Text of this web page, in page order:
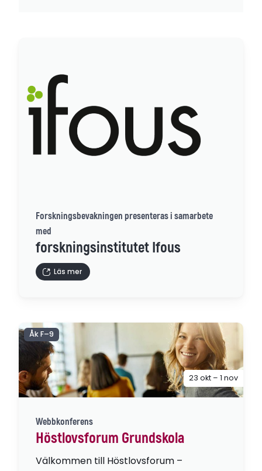
Forskningsbevakningen presenteras i samarbete
med
forskningsinstitutet Ifous
Läs mer
Webbkonferens
Höstlovsforum Grundskola
Välkommen till Höstlovsforum –
Åk F–9
23 okt – 1 nov